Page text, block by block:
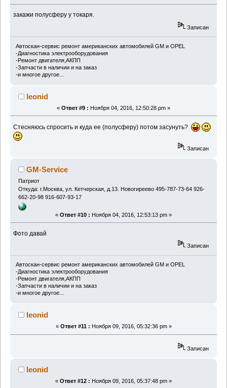
закажи полусферу у токаря.
Записан
Автоскан-сервис ремонт американских автомобилей GM и OPEL
-Диагностика электрооборудования
-Ремонт двигателя,АКПП
-Запчасти в наличии и на заказ
-и многое другое...
leonid
« Ответ #9 : Ноября 04, 2016, 12:50:28 pm »
Стесняюсь спросить и куда ее (полусферу) потом засунуть?
Записан
GM-Service
Патриот
Откуда: г.Москва, ул. Кетчерская, д.13. Новогиреево 495-787-73-64 926-
662-20-98 916-607-93-17
« Ответ #10 : Ноября 04, 2016, 12:53:13 pm »
Фото давай
Записан
Автоскан-сервис ремонт американских автомобилей GM и OPEL
-Диагностика электрооборудования
-Ремонт двигателя,АКПП
-Запчасти в наличии и на заказ
-и многое другое...
leonid
« Ответ #11 : Ноября 09, 2016, 05:32:36 pm »
Записан
leonid
« Ответ #12 : Ноября 09, 2016, 05:37:48 pm »